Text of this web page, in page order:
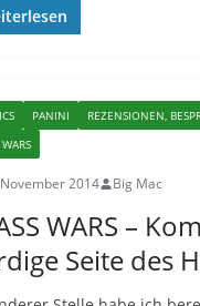
PANINI
REZENSIONEN,
2014 Big Mac
WARS –
Seite des